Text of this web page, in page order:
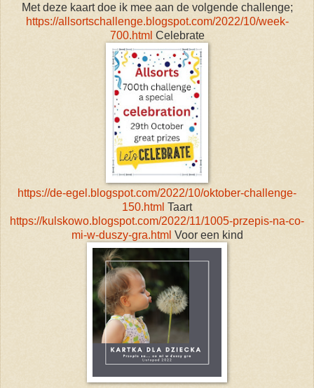
Met deze kaart doe ik mee aan de volgende challenge;
https://allsortschallenge.blogspot.com/2022/10/week-
700.html Celebrate
https://de-egel.blogspot.com/2022/10/oktober-challenge-
150.html Taart
https://kulskowo.blogspot.com/2022/11/1005-przepis-na-co-
mi-w-duszy-gra.html Voor een kind